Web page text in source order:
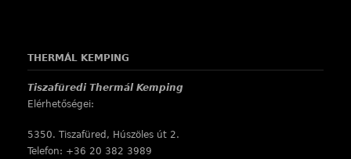
THERMÁL KEMPING
Tiszafüredi Thermál Kemping
Elérhetőségei:
5350. Tiszafüred, Húszöles út 2.
Telefon: +36 20 382 3989